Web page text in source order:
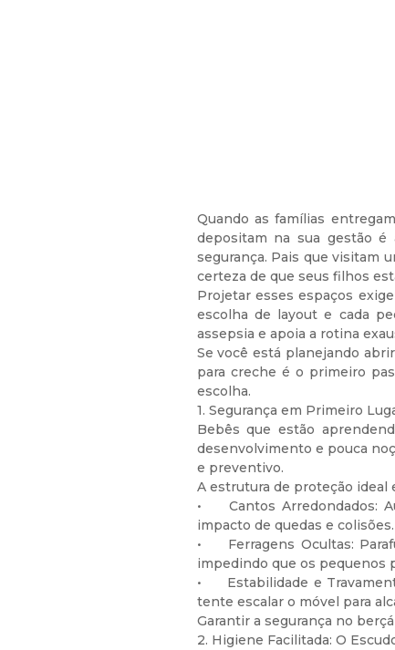
Quando as famílias
depositam na sua gestão é
segurança. Pais que visitam
certeza de que seus filhos
Projetar esses espaços
escolha de layout e cada
assepsia e apoia a rotina
Se você está planejando
para creche é o primeiro
escolha.
1. Segurança em Primeiro
Bebês que estão
desenvolvimento e pouca
e preventivo.
A estrutura de proteção ideal
•
Cantos Arredondados:
impacto de quedas e colisões.
•
Ferragens Ocultas:
impedindo que os pequenos
•
Estabilidade e
tente escalar o móvel para
Garantir a segurança no
2. Higiene Facilitada: O